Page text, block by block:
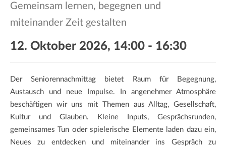
n
Gemeinsam lernen, begegnen und
miteinander Zeit gestalten
12. Oktober 2026, 14:00 - 16:30
Der Seniorennachmittag bietet Raum für Begegnung,
Austausch und neue Impulse. In angenehmer Atmosphäre
beschäftigen wir uns mit Themen aus Alltag, Gesellschaft,
Kultur und Glauben. Kleine Inputs, Gesprächsrunden,
gemeinsames Tun oder spielerische Elemente laden dazu ein,
Neues zu entdecken und miteinander ins Gespräch zu